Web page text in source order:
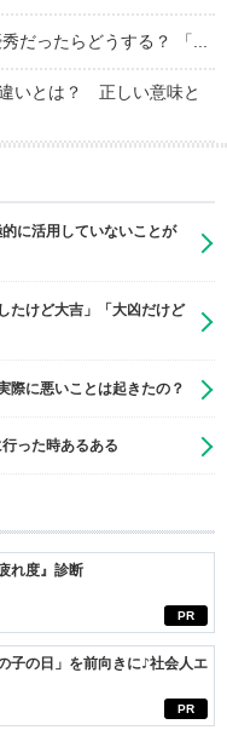
だったらどうする？ 「...
いとは？ 正しい意味と
に活用していないことが
たけど大吉」「大凶だけど
際に悪いことは起きたの？
った時あるある
PR
れ度』診断
PR
子の日」を前向きに♪社会人エ